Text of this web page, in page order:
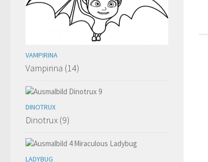
VAMPIRINA
Vampirina (14)
DINOTRUX
Dinotrux (9)
LADYBUG